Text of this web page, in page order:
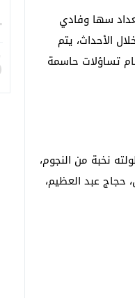
سها وفادي
الأحداث، يتم
تساؤلات حاسمة
نخبة من النجوم،
حجاج عبد العظيم،